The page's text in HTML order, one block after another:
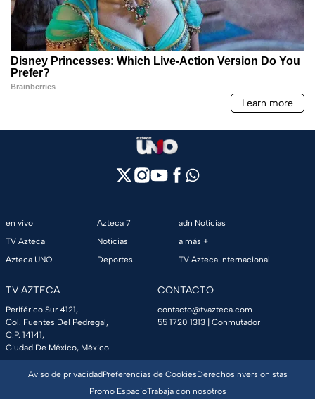
en vivo
TV Azteca
Azteca UNO
Azteca 7
Noticias
Deportes
adn Noticias
a más +
TV Azteca Internacional
TV AZTECA
Periférico Sur 4121,
Col. Fuentes Del Pedregal,
C.P. 14141,
Ciudad De México, México.
CONTACTO
contacto@tvazteca.com
55 1720 1313 | Conmutador
Aviso de privacidadPreferencias de CookiesDerechosInversionistas
Promo EspacioTrabaja con nosotros